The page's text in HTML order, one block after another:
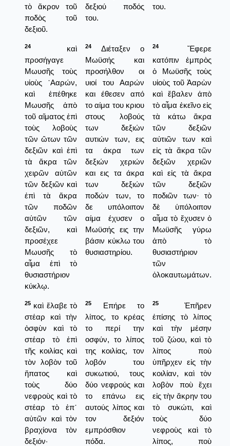
τὸ ἄκρον τοῦ
ποδὸς τοῦ
δεξιοῦ.
δεξιού ποδός
του.
του.
24
καὶ
προσήγαγε
Μωυσῆς τοὺς
υἱοὺς ᾿Ααρών,
καὶ ἐπέθηκε
Μωυσῆς ἀπὸ
τοῦ αἵματος ἐπὶ
τοὺς λοβοὺς
τῶν ὤτων τῶν
δεξιῶν καὶ ἐπὶ
τὰ ἄκρα τῶν
χειρῶν αὐτῶν
τῶν δεξιῶν καὶ
ἐπὶ τὰ ἄκρα
τῶν ποδῶν
αὐτῶν τῶν
δεξιῶν, καὶ
προσέχεε
Μωυσῆς τὸ
αἷμα ἐπὶ τὸ
θυσιαστήριον
κύκλῳ.
24
Διέταξεν ο
Μωϋσής και
προσήλθον οι
υιοί του Ααρών
και έθεσεν από
το αίμα του κριου
στους λοβούς
των δεξιών
αυτιών των, εις
τα άκρα των
δεξιών χεριών
και εις τα άκρα
των δεξιών
ποδών των, το
δε υπόλοιπον
αίμα έχυσεν ο
Μωϋσής εις την
βάσιν κύκλω του
θυσιαστηρίου.
24
Ἔφερε
κατόπιν ἐμπρὸς
ὁ Μωϋσῆς τοὺς
υἱοὺς τοῦ Ἀαρὼν
καὶ ἔβαλεν ἀπὸ
τὸ αἷμα ἐκεῖνο εἰς
τὰ κάτω ἄκρα
τῶν δεξιῶν
αὐτιῶν των καὶ
εἰς τὰ ἄκρα τῶν
δεξιῶν χεριῶν
καὶ εἰς τὰ ἄκρα
τῶν δεξιῶν
ποδιῶν των· τὸ
δὲ ὑπόλοιπον
αἷμα τὸ ἔχυσεν ὁ
Μωϋσῆς γύρω
ἀπὸ τὸ
θυσιαστήριον
τῶν
ὁλοκαυτωμάτων.
25 καὶ ἔλαβε τὸ
στέαρ καὶ τὴν
ὀσφὺν καὶ τὸ
στέαρ τὸ ἐπὶ
τῆς κοιλίας καὶ
τὸν λοβὸν τοῦ
ἥπατος καὶ
τοὺς δύο
νεφροὺς καὶ τὸ
στέαρ τὸ ἐπ᾿
αὐτῶν καὶ τὸν
βραχίονα τὸν
δεξιόν·
25
Επήρε το
λίπος, το κρέας
το περί την
οσφύν, το λίπος
της κοιλίας, τον
λοβόν του
συκωτιού, τους
δύο νεφρούς και
το επάνω εις
αυτούς λίπος και
τον δεξιόν
εμπρόσθιον
πόδα.
25
Ἐπῆρεν
ἐπίσης τὸ λίπος
καὶ τὴν μέσην
τοῦ ζώου, καὶ τὸ
λίπος ποὺ
ὑπῆρχεν εἰς τὴν
κοιλίαν, καὶ τὸν
λοβὸν ποὺ ἔχει
εἰς τὴν ἄκρην του
τὸ συκώτι, καὶ
τοὺς δύο
νεφροὺς καὶ τὸ
λίπος, ποὺ